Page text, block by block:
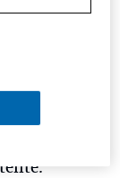
Netzwerk
am 14.